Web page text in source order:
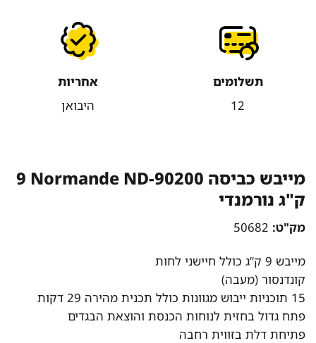
תשלומים
12
אחריות
היבואן
מייבש כביסה Normande ND-90200 ‏9
‏ק"ג נורמנדי
מק"ט:50682
מייבש 9 ק”ג כולל חיישני לחות
קונדנסור (מעבה)
15 תוכניות ייבוש מגוונות כולל תכנית מהירה 29 דקות
פתח גדול בחזית לנוחות הכנסת והוצאת הבגדים
פתיחת דלת בזווית רחבה